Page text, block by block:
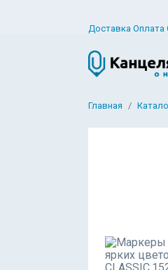
Доставка Оплата
Главная